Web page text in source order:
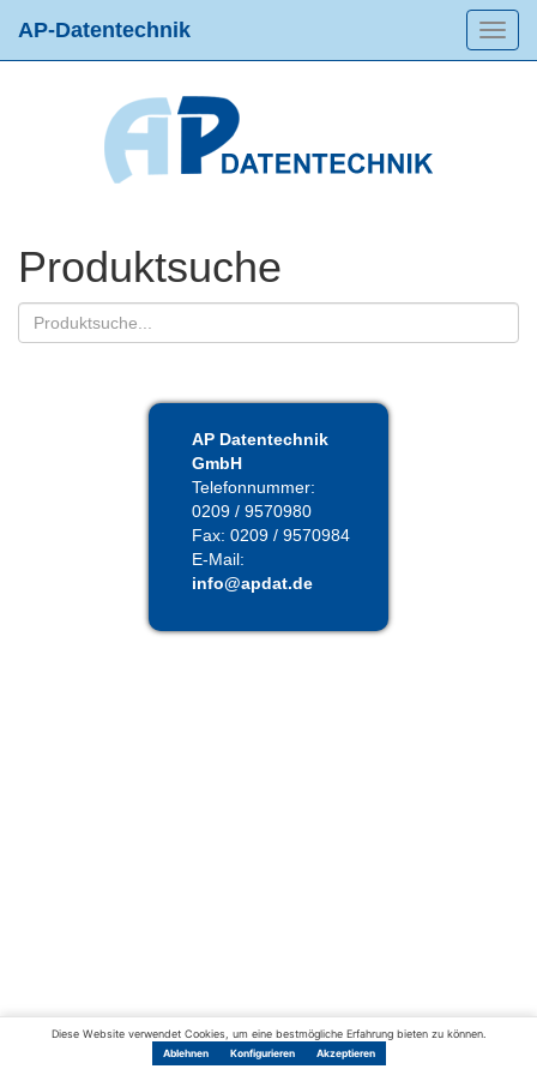
AP-Datentechnik
Produktsuche
AP Datentechnik
GmbH
Telefonnummer:
0209 / 9570980
Fax: 0209 / 9570984
E-Mail:
info@apdat.de
Diese Website verwendet Cookies, um eine bestmögliche Erfahrung bieten zu können.
Ablehnen Konfigurieren Akzeptieren